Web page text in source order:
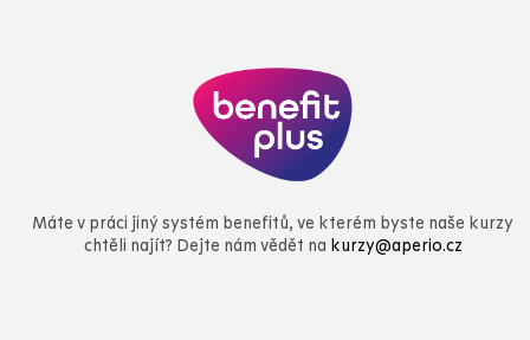
Máte v práci jiný systém benefitů, ve kterém byste naše kurzy
chtěli najít? Dejte nám vědět na kurzy@aperio.cz